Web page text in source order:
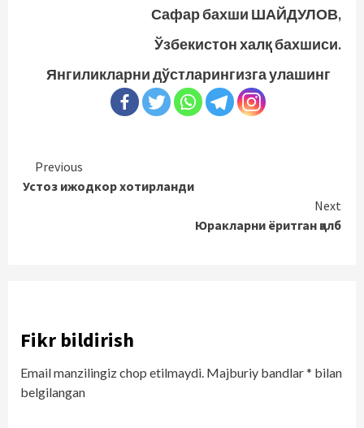
Сафар бахши ШАЙДУЛОВ,
Ўзбекистон халқ бахшиси.
Янгиликларни дўстларингизга улашинг
Continue
Reading
Previous
Устоз ижодкор хотирланди
Next
Юракларни ёритган қалб
Fikr bildirish
Email manzilingiz chop etilmaydi. Majburiy bandlar* bilan
belgilangan